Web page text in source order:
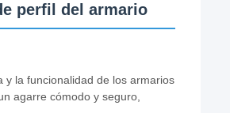
perfil del armario
y la funcionalidad de los armarios
agarre cómodo y seguro,